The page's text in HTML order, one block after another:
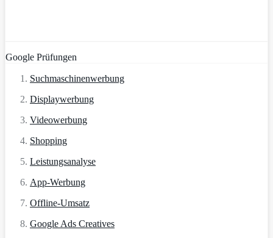
Google Prüfungen
Suchmaschinenwerbung
Displaywerbung
Videowerbung
Shopping
Leistungsanalyse
App-Werbung
Offline-Umsatz
Google Ads Creatives